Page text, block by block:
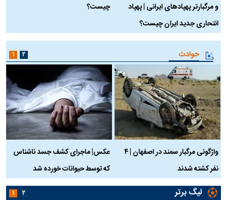
و مرگبارتر پهپادهای ایرانی | پهپاد
انتحاری جدید ایران چیست؟
چیست؟
حوادث
واژگونی مرگبار سمند در اصفهان | ۴
نفر کشته شدند
عکس| ماجرای کشف جسد ناشناس
که توسط حیوانات خورده شد
۱ ۲
لیگ برتر ۱ ۲